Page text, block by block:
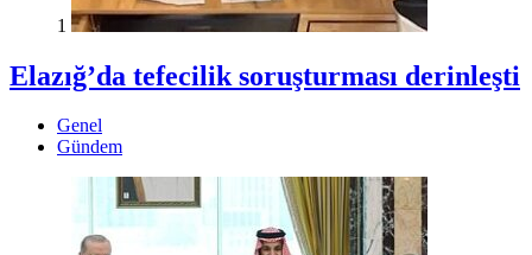
1
Elazığ’da tefecilik soruşturması derinleşti
Genel
Gündem